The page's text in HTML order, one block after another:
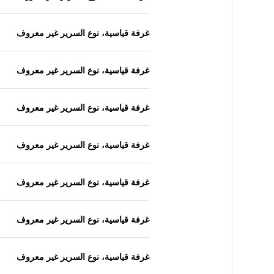
غرفة قياسية، نوع السرير غير معروف
غرفة قياسية، نوع السرير غير معروف
غرفة قياسية، نوع السرير غير معروف
غرفة قياسية، نوع السرير غير معروف
غرفة قياسية، نوع السرير غير معروف
غرفة قياسية، نوع السرير غير معروف
غرفة قياسية، نوع السرير غير معروف